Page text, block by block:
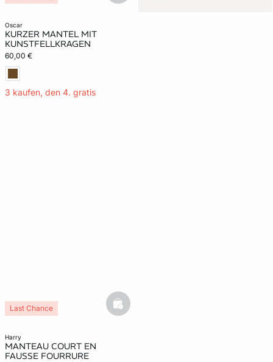
oscar
KURZER MANTEL MIT
KUNSTFELLKRAGEN
60,00 €
3 kaufen, den 4. gratis
harry
MANTEAU COURT EN
FAUSSE FOURRURE
Last Chance basketfull